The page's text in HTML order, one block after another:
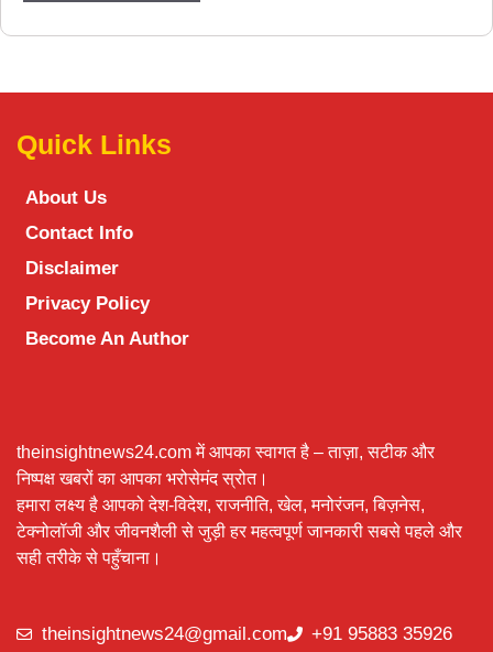
Quick Links
About Us
Contact Info
Disclaimer
Privacy Policy
Become An Author
theinsightnews24.com में आपका स्वागत है – ताज़ा, सटीक और
निष्पक्ष खबरों का आपका भरोसेमंद स्रोत।
हमारा लक्ष्य है आपको देश-विदेश, राजनीति, खेल, मनोरंजन, बिज़नेस,
टेक्नोलॉजी और जीवनशैली से जुड़ी हर महत्वपूर्ण जानकारी सबसे पहले और
सही तरीके से पहुँचाना।
theinsightnews24@gmail.com +91 95883 35926